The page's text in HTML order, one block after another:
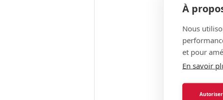
À
Nous
et pour
En savoir